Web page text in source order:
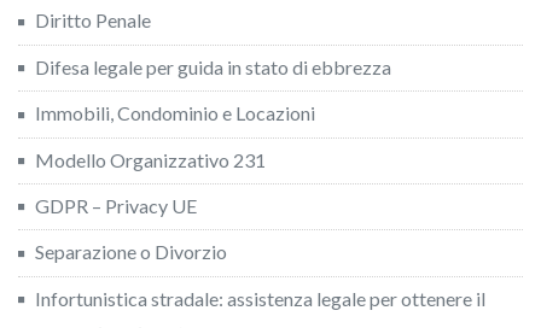
Diritto Penale
Difesa legale per guida in stato di ebbrezza
Immobili, Condominio e Locazioni
Modello Organizzativo 231
GDPR – Privacy UE
Separazione o Divorzio
Infortunistica stradale: assistenza legale per ottenere il